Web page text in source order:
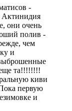
-
Актинидия
они очень
полив -
чем
и
та!!!!!!!!
киви
первую
и